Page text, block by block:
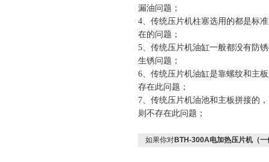
漏油问题；
4、传统压片机柱塞选用的都是标
在的问题；
5、传统压片机油缸一般都没有防
生锈问题；
6、传统压片机油缸是靠螺纹和主
存在此问题；
7、传统压片机油池和主板拼接的
则不存在此问题；
如果你对BTH-300A电加热压片机（一